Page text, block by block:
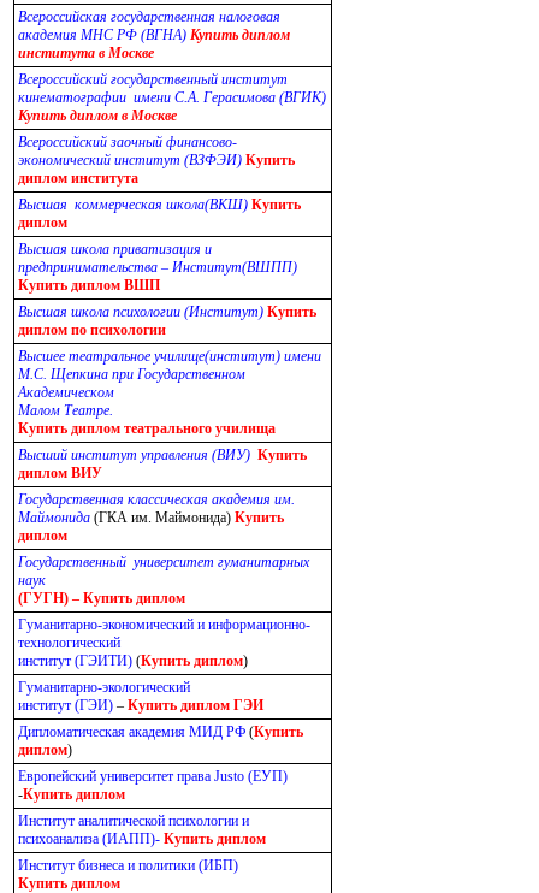
Всероссийская государственная налоговая
академия МНС РФ (ВГНА) Купить диплом
института в Москве
Всероссийский государственный институт
кинематографии имени С.А. Герасимова (ВГИК)
Купить диплом в Москве
Всероссийский заочный финансово-
экономический институт (ВЗФЭИ) Купить
диплом института
Высшая коммерческая школа(ВКШ) Купить
диплом
Высшая школа приватизация и
предпринимательства – Институт(ВШПП)
Купить диплом ВШП
Высшая школа психологии (Институт) Купить
диплом по психологии
Высшее театральное училище(институт) имени
М.С. Щепкина при Государственном
Академическом
Малом Театре.
Купить диплом театрального училища
Высший институт управления (ВИУ) Купить
диплом ВИУ
Государственная классическая академия им.
Маймонида (ГКА им. Маймонида) Купить
диплом
Государственный университет гуманитарных
наук
(ГУГН) – Купить диплом
Гуманитарно-экономический и информационно-
технологический
институт (ГЭИТИ) (Купить диплом)
Гуманитарно-экологический
институт (ГЭИ) – Купить диплом ГЭИ
Дипломатическая академия МИД РФ (Купить
диплом)
Европейский университет права Justo (ЕУП)
-Купить диплом
Институт аналитической психологии и
психоанализа (ИАПП)- Купить диплом
Институт бизнеса и политики (ИБП)
Купить диплом